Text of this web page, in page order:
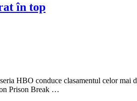
în top
HBO conduce clasamentul celor mai
Prison Break …